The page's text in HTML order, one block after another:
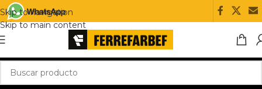
Skip to navigation
Skip to main content